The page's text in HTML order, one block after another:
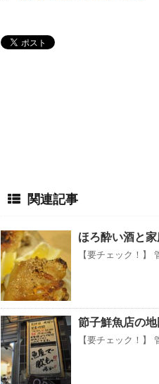
関連記事
ほろ酔い酒と
【要チェック！
節子鮮魚店の地
【要チェック！